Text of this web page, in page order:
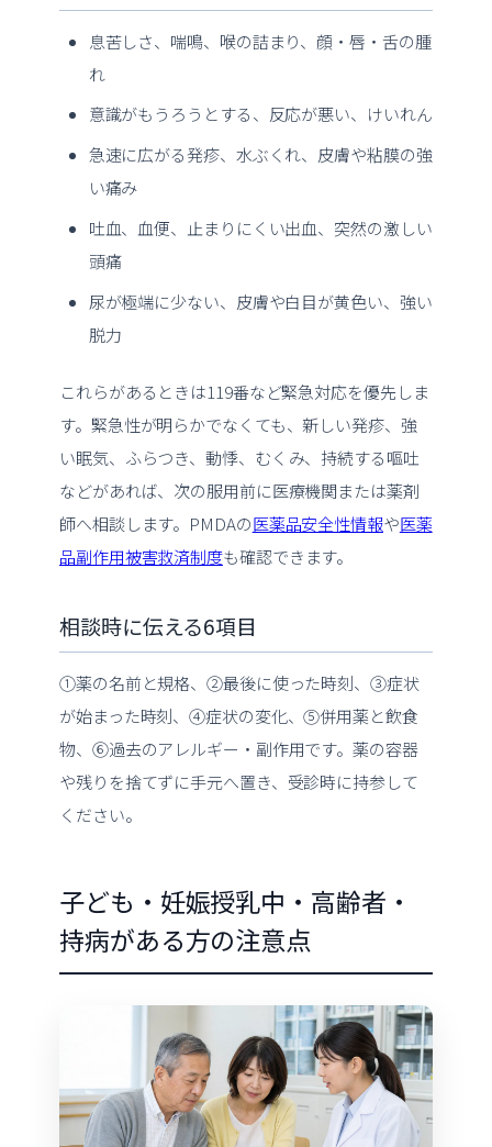
息苦しさ、喘鳴、喉の詰まり、顔・唇・舌の腫
れ
意識がもうろうとする、反応が悪い、けいれん
急速に広がる発疹、水ぶくれ、皮膚や粘膜の強
い痛み
吐血、血便、止まりにくい出血、突然の激しい
頭痛
尿が極端に少ない、皮膚や白目が黄色い、強い
脱力
これらがあるときは119番など緊急対応を優先しま
す。緊急性が明らかでなくても、新しい発疹、強
い眠気、ふらつき、動悸、むくみ、持続する嘔吐
などがあれば、次の服用前に医療機関または薬剤
師へ相談します。PMDAの医薬品安全性情報や医薬
品副作用被害救済制度も確認できます。
相談時に伝える6項目
①薬の名前と規格、②最後に使った時刻、③症状
が始まった時刻、④症状の変化、⑤併用薬と飲食
物、⑥過去のアレルギー・副作用です。薬の容器
や残りを捨てずに手元へ置き、受診時に持参して
ください。
子ども・妊娠授乳中・高齢者・
持病がある方の注意点